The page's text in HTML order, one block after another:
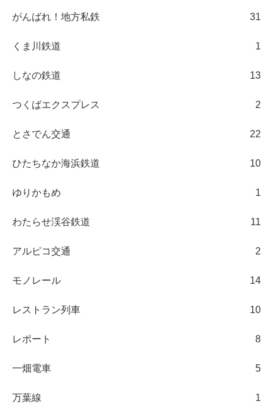
がんばれ！地方私鉄 31
くま川鉄道 1
しなの鉄道 13
つくばエクスプレス 2
とさでん交通 22
ひたちなか海浜鉄道 10
ゆりかもめ 1
わたらせ渓谷鉄道 11
アルピコ交通 2
モノレール 14
レストラン列車 10
レポート 8
一畑電車 5
万葉線 1